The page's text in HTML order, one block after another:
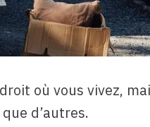
où vous vivez,
d’autres.